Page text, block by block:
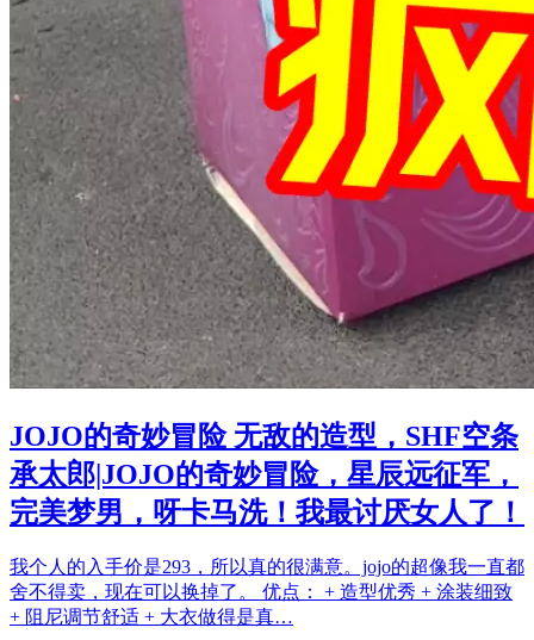
JOJO的奇妙冒险 无敌的造型，SHF空条
承太郎|JOJO的奇妙冒险，星辰远征军，
完美梦男，呀卡马洗！我最讨厌女人了！
我个人的入手价是293，所以真的很满意。jojo的超像我一直都
舍不得卖，现在可以换掉了。 优点： + 造型优秀 + 涂装细致
+ 阻尼调节舒适 + 大衣做得是真…